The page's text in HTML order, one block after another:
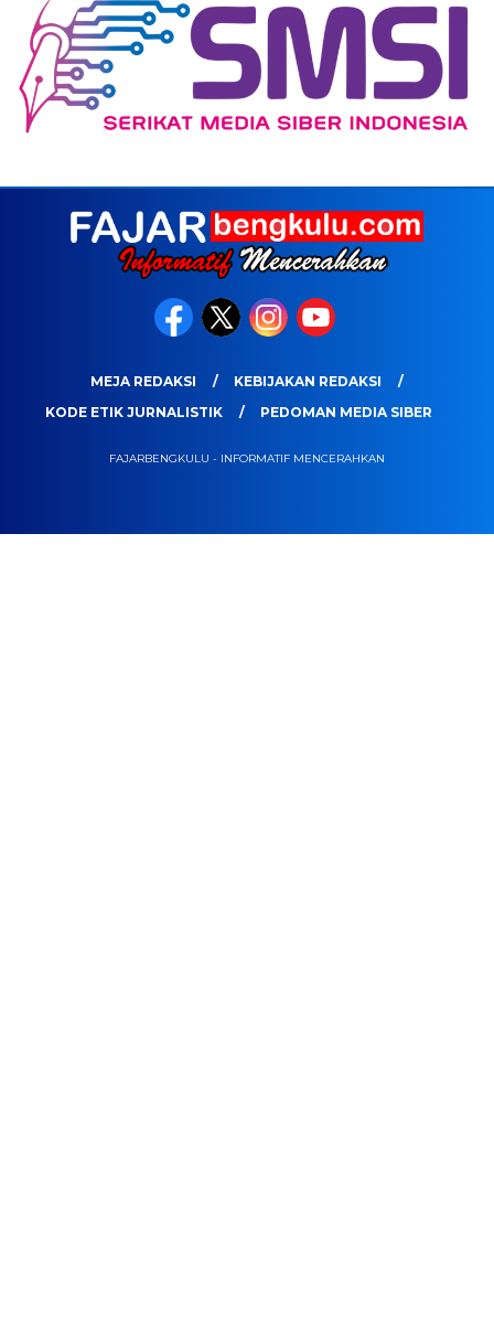
MEJA REDAKSI
KEBIJAKAN REDAKSI
KODE ETIK JURNALISTIK
PEDOMAN MEDIA SIBER
FAJARBENGKULU - INFORMATIF MENCERAHKAN